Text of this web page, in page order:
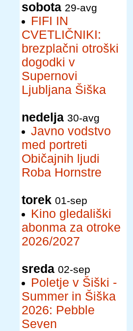
sobota 29-avg
FIFI IN
CVETLIČNIKI:
brezplačni otroški
dogodki v
Supernovi
Ljubljana Šiška
nedelja 30-avg
Javno vodstvo
med portreti
Običajnih ljudi
Roba Hornstre
torek 01-sep
Kino gledališki
abonma za otroke
2026/2027
sreda 02-sep
Poletje v Šiški -
Summer in Šiška
2026: Pebble
Seven